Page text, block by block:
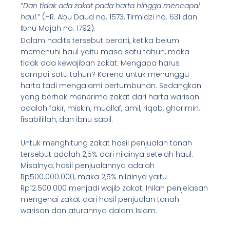
“Dan tidak ada zakat pada harta hingga mencapai
haul.” (HR. Abu Daud no. 1573, Tirmidzi no. 631 dan
Ibnu Majah no. 1792).
Dalam hadits tersebut berarti, ketika belum
memenuhi haul yaitu masa satu tahun, maka
tidak ada kewajiban zakat. Mengapa harus
sampai satu tahun? Karena untuk menunggu
harta tadi mengalami pertumbuhan. Sedangkan
yang berhak menerima zakat dari harta warisan
adalah fakir, miskin, muallaf, amil, riqab, gharimin,
fisabilillah, dan ibnu sabil.
Untuk menghitung zakat hasil penjualan tanah
tersebut adalah 2,5% dari nilainya setelah haul.
Misalnya, hasil penjualannya adalah
Rp500.000.000, maka 2,5% nilainya yaitu
Rp12.500.000 menjadi wajib zakat. Inilah penjelasan
mengenai zakat dari hasil penjualan tanah
warisan dan aturannya dalam Islam.